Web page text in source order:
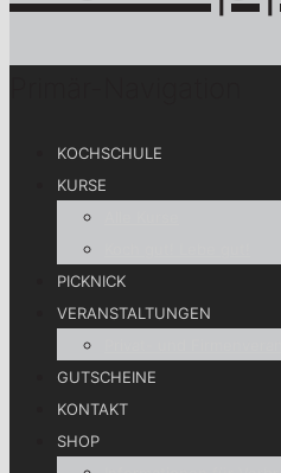
KOCHSCHULE
KURSE
PICKNICK
VERANSTALTUNGEN
GUTSCHEINE
KONTAKT
SHOP